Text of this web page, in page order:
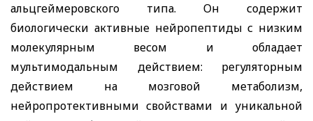
альцгеймеровского типа. Он содержит
биологически активные нейропептиды с низким
молекулярным весом и обладает
мультимодальным действием: регуляторным
действием на мозговой метаболизм,
нейропротективными свойствами и уникальной